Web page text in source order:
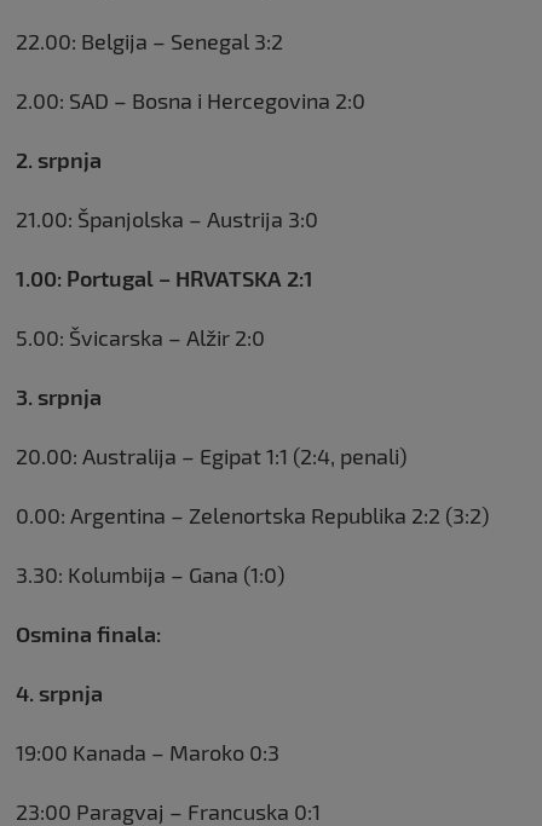
22.00: Belgija – Senegal 3:2
2.00: SAD – Bosna i Hercegovina 2:0
2. srpnja
21.00: Španjolska – Austrija 3:0
1.00: Portugal – HRVATSKA 2:1
5.00: Švicarska – Alžir 2:0
3. srpnja
20.00: Australija – Egipat 1:1 (2:4, penali)
0.00: Argentina – Zelenortska Republika 2:2 (3:2)
3.30: Kolumbija – Gana (1:0)
Osmina finala:
4. srpnja
19:00 Kanada – Maroko 0:3
23:00 Paragvaj – Francuska 0:1